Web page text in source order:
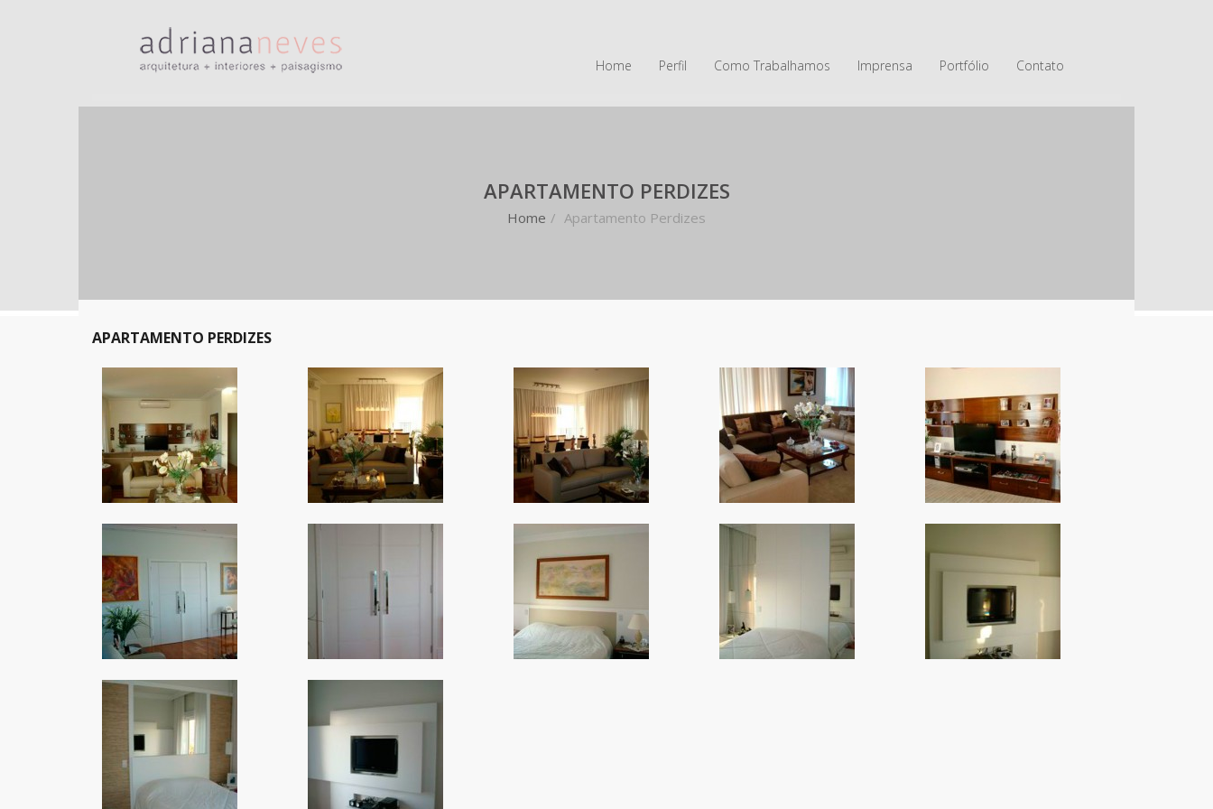
Home Perfil Como Trabalhamos Imprensa Portfólio Contato
APARTAMENTO PERDIZES
Home / Apartamento Perdizes
APARTAMENTO PERDIZES